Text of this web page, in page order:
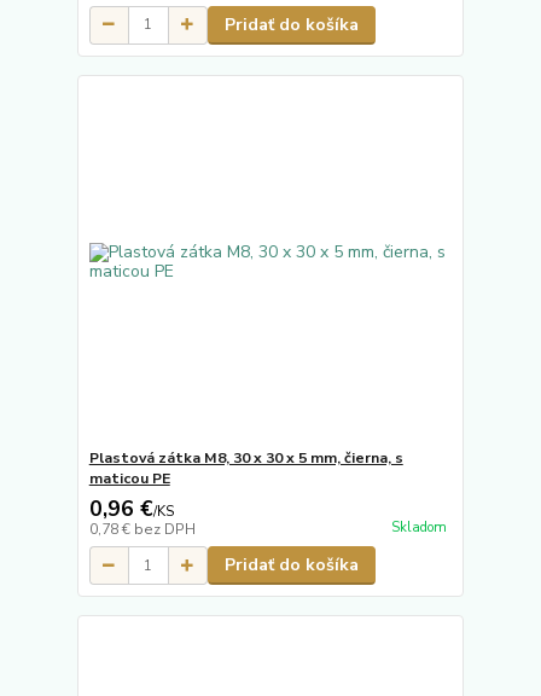
Pridať do košíka
Plastová zátka M8, 30 x 30 x 5 mm, čierna, s
maticou PE
0,96 €/KS
0,78 € bez DPH Skladom
Pridať do košíka